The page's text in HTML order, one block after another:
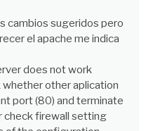
cambios sugeridos pero
el apache me indica
does not work
other aplication
port (80) and terminate
check firewall setting